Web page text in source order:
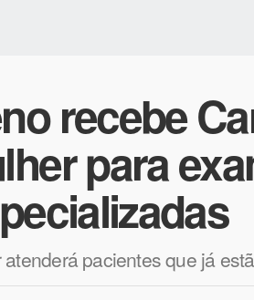
recebe
para
pacientes que já